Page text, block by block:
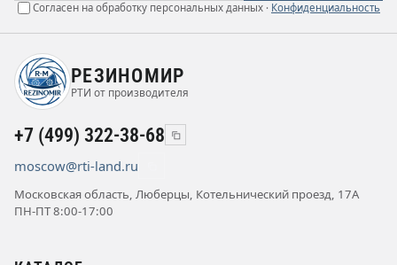
Согласен на обработку персональных данных · Конфиденциальность
РЕЗИНОМИР
РТИ от производителя
+7 (499) 322-38-68
moscow@rti-land.ru
Московская область, Люберцы, Котельнический проезд, 17А
ПН-ПТ 8:00-17:00